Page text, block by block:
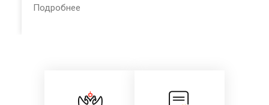
лабораторной мебели в общеобразовательные организации
Подробнее